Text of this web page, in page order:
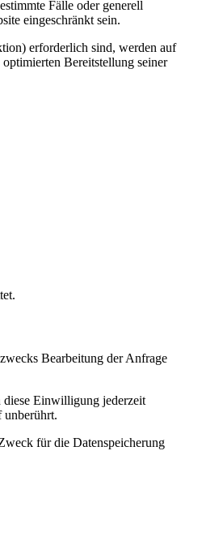
Fälle oder generell
eingeschränkt sein.
erforderlich sind, werden auf
Bereitstellung seiner
Bearbeitung der Anfrage
Einwilligung jederzeit
unberührt.
für die Datenspeicherung